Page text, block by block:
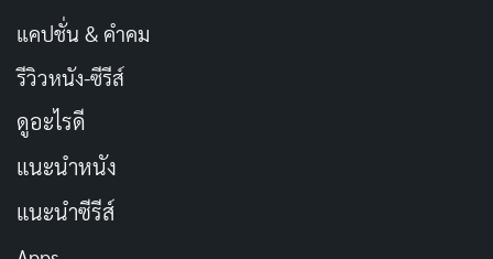
แคปชั่น & คำคม
รีวิวหนัง-ซีรีส์
ดูอะไรดี
แนะนำหนัง
แนะนำซีรีส์